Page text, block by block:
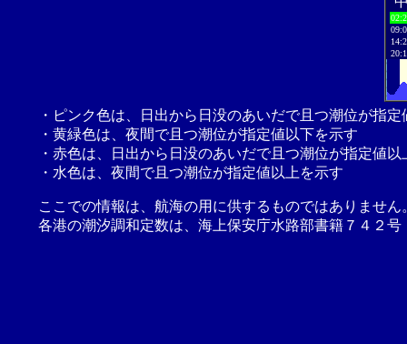
・ピンク色は、日出から日没のあいだで且つ潮位が指
・黄緑色は、夜間で且つ潮位が指定値以下を示す
・赤色は、日出から日没のあいだで且つ潮位が指定値以
・水色は、夜間で且つ潮位が指定値以上を示す
ここでの情報は、航海の用に供するものではありませ
各港の潮汐調和定数は、海上保安庁水路部書籍７４２